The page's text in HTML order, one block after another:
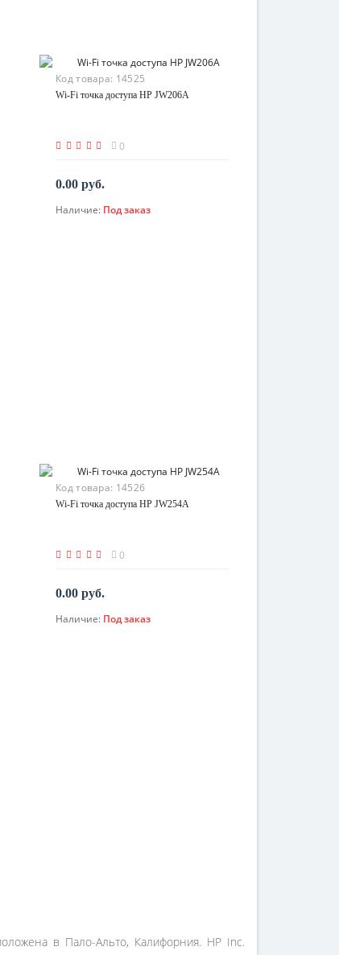
Код товара: 14525
Wi-Fi точка доступа HP JW206A
0
0.00 руб.
По запросу
Наличие: Под заказ
Код товара: 14526
Wi-Fi точка доступа HP JW254A
0
0.00 руб.
По запросу
Наличие: Под заказ
в Пало-Альто, Калифорния. HP Inc.